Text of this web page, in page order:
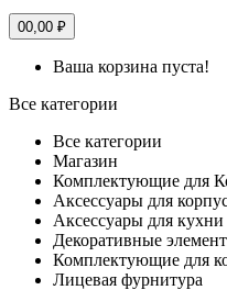
00,00 ₽
Ваша корзина пуста!
Все категории
Все категории
Магазин
Комплектующие для
Аксессуары для
Аксессуары для кухни
Декоративные
Комплектующие для
Лицевая фурнитура